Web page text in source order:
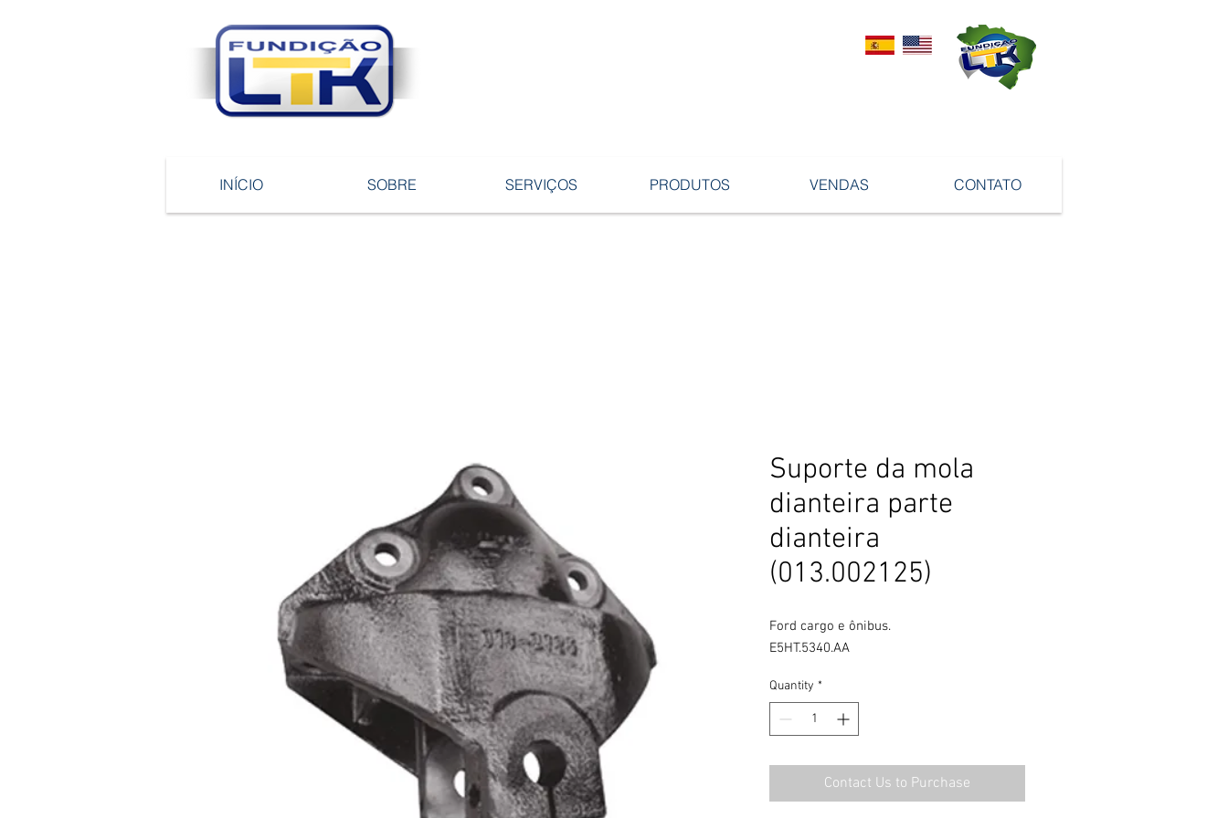
INÍCIO SOBRE SERVIÇOS PRODUTOS VENDAS CONTATO
Suporte da mola
dianteira parte
dianteira
(013.002125)
Ford cargo e ônibus.
E5HT.5340.AA
Quantity *
Contact Us to Purchase